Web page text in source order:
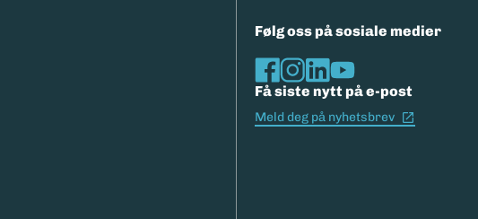
Følg oss på sosiale medier
Få siste nytt på e-post
Meld deg på nyhetsbrev